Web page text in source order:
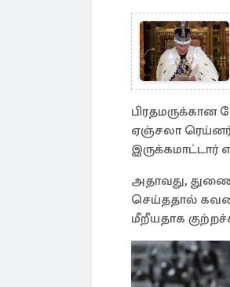
பிரதமருக்கான
ஏஞ்சலா ரெய்னர்
இருக்கமாட்டார்
அதாவது,
செய்ததால்
மீறீயதாக